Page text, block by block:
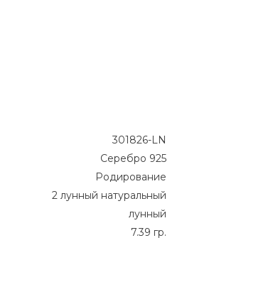
301826-LN
Серебро 925
Родирование
2 лунный натуральный
лунный
7.39 гр.